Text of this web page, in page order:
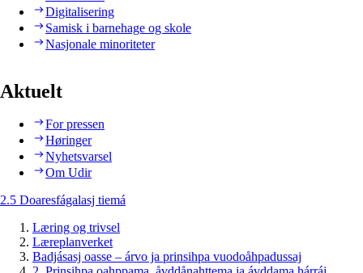
Digitalisering
Samisk i barnehage og skole
Nasjonale minoriteter
Aktuelt
For pressen
Høringer
Nyhetsvarsel
Om Udir
2.5 Doaresfágalasj tiemá
Læring og trivsel
Læreplanverket
Badjásasj oasse – árvo ja prinsihpa vuodoåhpadussaj